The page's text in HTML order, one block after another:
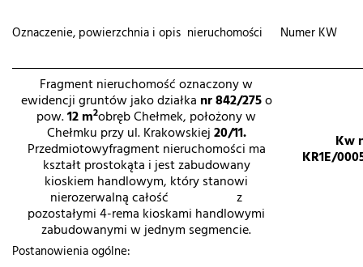
Oznaczenie, powierzchnia i opis nieruchomości Numer KW
Fragment nieruchomość oznaczony w
ewidencji gruntów jako działka nr 842/275o
pow.12 m2obręb Chełmek, położony w
Chełmku przy ul. Krakowskiej20/11.
Przedmiotowyfragment nieruchomości ma
kształt prostokąta i jest zabudowany
kioskiem handlowym, który stanowi
nierozerwalną całość z
pozostałymi 4-rema kioskami handlowymi
zabudowanymi w jednym segmencie.
Kw
KR1E/
Postanowienia ogólne: